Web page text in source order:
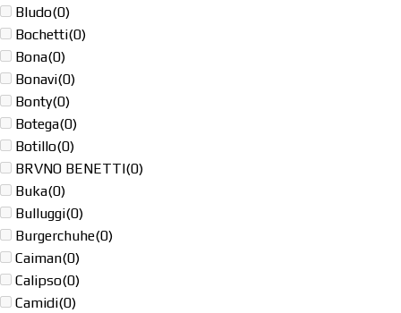
Bludo(0)
Bochetti(0)
Bona(0)
Bonavi(0)
Bonty(0)
Botega(0)
Botillo(0)
BRVNO BENETTI(0)
Buka(0)
Bulluggi(0)
Burgerchuhe(0)
Caiman(0)
Calipso(0)
Camidi(0)